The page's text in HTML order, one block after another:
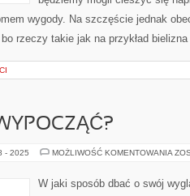
wygody. Na szczęście jednak
rzeczy takie jak na przykład
- 2025 MOŻLIWOŚĆ KOMENTOWANIA
W jaki sposób dbać o swój